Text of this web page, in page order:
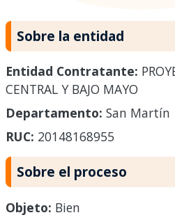
Sobre la entidad
Entidad Contratante:
CENTRAL Y BAJO MAYO
Departamento: San Martín
RUC: 20148168955
Sobre el proceso
Objeto: Bien